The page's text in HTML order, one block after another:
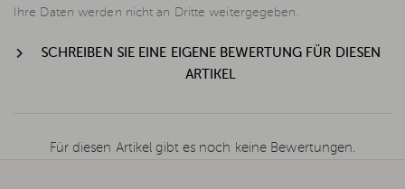
Ihre Daten werden nicht an Dritte weitergegeben.
SCHREIBEN SIE EINE EIGENE BEWERTUNG FÜR DIESEN
ARTIKEL
Für diesen Artikel gibt es noch keine Bewertungen.